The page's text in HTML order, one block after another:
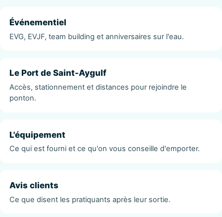
Événementiel
EVG, EVJF, team building et anniversaires sur l'eau.
Le Port de Saint-Aygulf
Accès, stationnement et distances pour rejoindre le
ponton.
L'équipement
Ce qui est fourni et ce qu'on vous conseille d'emporter.
Avis clients
Ce que disent les pratiquants après leur sortie.